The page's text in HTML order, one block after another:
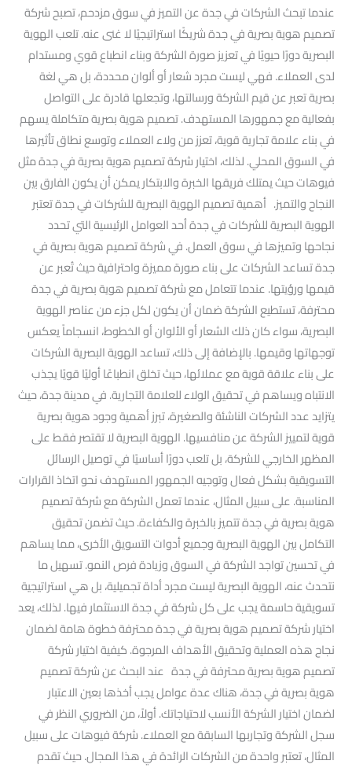
عندما تبحث الشركات في جدة عن التميز في سوق مزدحم، تصبح شركة
تصميم هوية بصرية في جدة شريكًا استراتيجيًا لا غنى عنه. تلعب الهوية
البصرية دورًا حيويًا في تعزيز صورة الشركة وبناء انطباع قوي ومستدام
لدى العملاء. فهي ليست مجرد شعار أو ألوان محددة، بل هي لغة
بصرية تعبر عن قيم الشركة ورسالتها، وتجعلها قادرة على التواصل
بفعالية مع جمهورها المستهدف. تصميم هوية بصرية متكاملة يسهم
في بناء علامة تجارية قوية، تعزز من ولاء العملاء وتوسع نطاق تأثيرها
في السوق المحلي. لذلك، اختيار شركة تصميم هوية بصرية في جدة مثل
فيوهات حيث يمتلك فريقها الخبرة والابتكار يمكن أن يكون الفارق بين
النجاح والتميز. أهمية تصميم الهوية البصرية للشركات في جدة تعتبر
الهوية البصرية للشركات في جدة أحد العوامل الرئيسية التي تحدد
نجاحها وتميزها في سوق العمل. في شركة تصميم هوية بصرية في
جدة تساعد الشركات على بناء صورة مميزة واحترافية حيث تُعبر عن
قيمها ورؤيتها. عندما تتعامل مع شركة تصميم هوية بصرية في جدة
محترفة، تستطيع الشركة ضمان أن يكون لكل جزء من عناصر الهوية
البصرية، سواء كان ذلك الشعار أو الألوان أو الخطوط، انسجاماً يعكس
توجهاتها وقيمها. بالإضافة إلى ذلك، تساعد الهوية البصرية الشركات
على بناء علاقة قوية مع عملائها، حيث تخلق انطباعًا أوليًا قويًا يجذب
الانتباه ويساهم في تحقيق الولاء للعلامة التجارية. في مدينة جدة، حيث
يتزايد عدد الشركات الناشئة والصغيرة، تبرز أهمية وجود هوية بصرية
قوية لتمييز الشركة عن منافسيها. الهوية البصرية لا تقتصر فقط على
المظهر الخارجي للشركة، بل تلعب دورًا أساسيًا في توصيل الرسائل
التسويقية بشكل فعال وتوجيه الجمهور المستهدف نحو اتخاذ القرارات
المناسبة. على سبيل المثال، عندما تعمل الشركة مع شركة تصميم
هوية بصرية في جدة تتميز بالخبرة والكفاءة. حيث تضمن تحقيق
التكامل بين الهوية البصرية وجميع أدوات التسويق الأخرى، مما يساهم
في تحسين تواجد الشركة في السوق وزيادة فرص النمو. تسهيل ما
نتحدث عنه، الهوية البصرية ليست مجرد أداة تجميلية، بل هي استراتيجية
تسويقية حاسمة يجب على كل شركة في جدة الاستثمار فيها. لذلك، يعد
اختيار شركة تصميم هوية بصرية في جدة محترفة خطوة هامة لضمان
نجاح هذه العملية وتحقيق الأهداف المرجوة. كيفية اختيار شركة
تصميم هوية بصرية محترفة في جدة عند البحث عن شركة تصميم
هوية بصرية في جدة، هناك عدة عوامل يجب أخذها بعين الاعتبار
لضمان اختيار الشركة الأنسب لاحتياجاتك. أولاً، من الضروري النظر في
سجل الشركة وتجاربها السابقة مع العملاء. شركة فيوهات على سبيل
المثال، تعتبر واحدة من الشركات الرائدة في هذا المجال. حيث تقدم